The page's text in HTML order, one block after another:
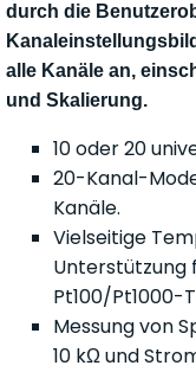
durch die
alle Kanäle an,
und Skalierung.
10 oder 20
20-Kanal-
Kanäle.
Vielseitige
Unterstützung
Pt100/Pt1000-
Messung von
10 kΩ und